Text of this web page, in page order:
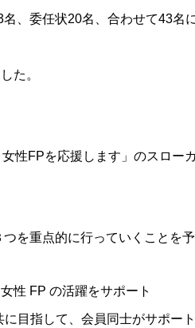
、委任状20名、合わせて43名
た。
女性FPを応援します」のスロー
を重点的に行っていくことを予
性 FP の活躍をサポート
目指して、会員同士がサポー